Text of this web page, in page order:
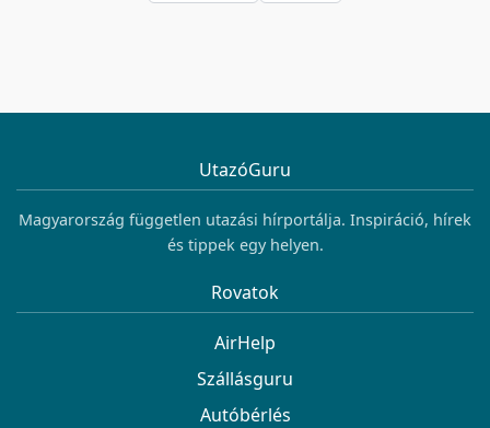
UtazóGuru
Magyarország független utazási hírportálja. Inspiráció, hírek
és tippek egy helyen.
Rovatok
AirHelp
Szállásguru
Autóbérlés